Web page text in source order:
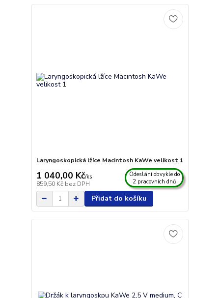
Laryngoskopická lžíce Macintosh KaWe velikost 1
1 040,00 Kč/ks
859,50 Kč bez DPH
Odeslání obvykle do
2 pracovních dnů
Přidat do košíku